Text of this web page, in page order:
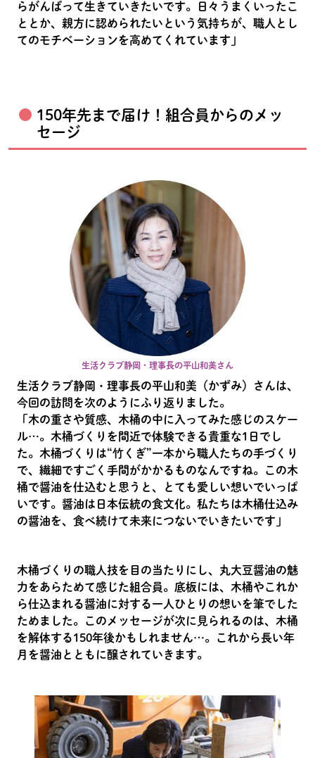
らがんばって生きていきたいです。日々うまくいったこ
ととか、親方に認められたいという気持ちが、職人とし
てのモチベーションを高めてくれています」
150年先まで届け！組合員からのメッ
セージ
生活クラブ静岡・理事長の平山和美さん
生活クラブ静岡・理事長の平山和美（かずみ）さんは、
今回の訪問を次のようにふり返りました。
「木の重さや質感、木桶の中に入ってみた感じのスケー
ル…。木桶づくりを間近で体験できる貴重な1日でし
た。木桶づくりは“竹くぎ”一本から職人たちの手づくり
で、繊細ですごく手間がかかるものなんですね。この木
桶で醤油を仕込むと思うと、とても愛しい想いでいっぱ
いです。醤油は日本伝統の食文化。私たちは木桶仕込み
の醤油を、食べ続けて未来につないでいきたいです」
木桶づくりの職人技を目の当たりにし、丸大豆醤油の魅
力をあらためて感じた組合員。底板には、木桶やこれか
ら仕込まれる醤油に対する一人ひとりの想いを筆でした
ためました。このメッセージが次に見られるのは、木桶
を解体する150年後かもしれません…。これから長い年
月を醤油とともに醸されていきます。